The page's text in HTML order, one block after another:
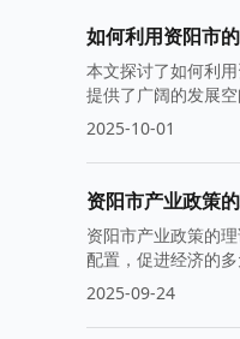
如何利用资阳市
本文探讨了如何利
提供了广阔的发展
2025-10-01
资阳市产业政策
资阳市产业政策的
配置，促进经济的
2025-09-24